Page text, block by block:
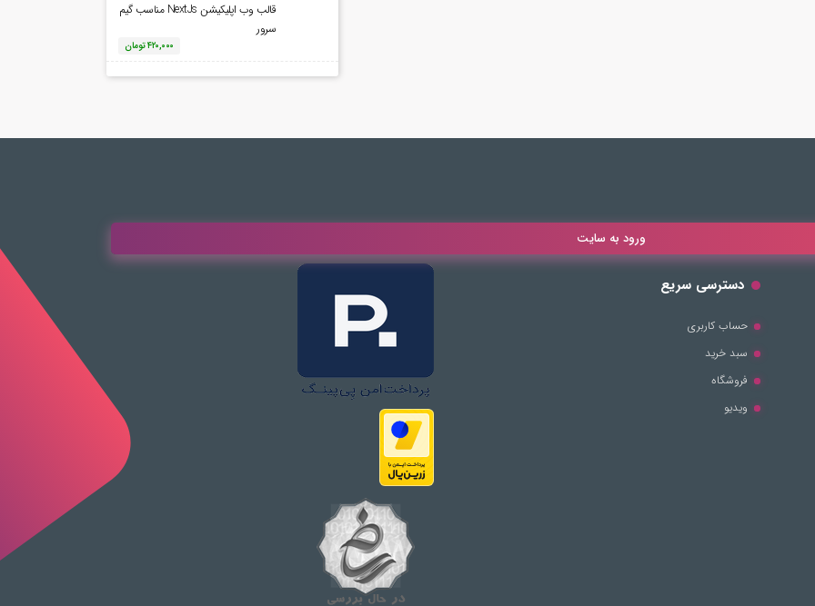
قالب وب اپلیکیشن NextJs مناسب گیم
سرور
۴۲۰,۰۰۰تومان
ورود به سایت
دسترسی سریع
حساب کاربری
سبد خرید
فروشگاه
ویدیو